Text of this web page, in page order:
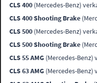
CLS 400 (Mercedes-Benz)
CLS 400 Shooting Brake
CLS 500 (Mercedes-Benz)
CLS 500 Shooting Brake
CLS 55 AMG (Mercedes-Benz)
CLS 63 AMG (Mercedes-Benz)